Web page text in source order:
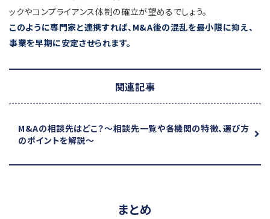
ックやコンプライアンス体制の確立が望めるでしょう。
このように専門家と連携すれば、M&A後の混乱を最小限に抑え、
事業を早期に安定させられます。
関連記事
M&Aの相談先はどこ？～相談先一覧や各機関の特徴、選び方
のポイントを解説～
まとめ